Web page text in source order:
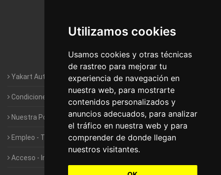
Utilizamos cookies
Usamos cookies y otras técnicas
de rastreo para mejorar tu
experiencia de navegación en
nuestra web, para mostrarte
contenidos personalizados y
anuncios adecuados, para analizar
el tráfico en nuestra web y para
comprender de donde llegan
nuestros visitantes.
Autocaravanas Yakart Valencia
Autocaravanas Yakart Vitoria
Yakart Autocaravanas · La empresa
Condiciones de Alquiler de Yakart
Nuestra Política de Privacidad
Empleo - Trabaja con nosotros
Acceso - Intranet de Franquiciados